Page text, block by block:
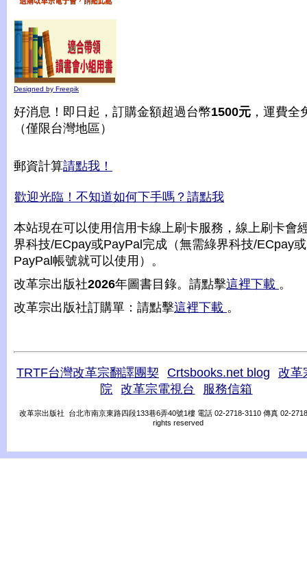
Designed by Freepik
好消息！即日起，訂購金額超過台幣1500元 ，運費全
（僅限台灣地區）
郵資計算請點我！
歡迎光臨！不知道如何下手嗎？請點我
本站現在可以使用信用卡線上刷卡服務，線上刷卡會
界科技/ECpay或PayPal完成（無需綠界科技/ECpay或
PayPal帳號就可以使用）。
改革宗出版社2026年圖書目錄。請點擊這裡下載 。
改革宗出版社訂購單：請點擊這裡下載 。
TRTF台灣改革宗翻譯團契 Crtsbooks.net blog
改革
院
改革宗電視台 服務信箱
改革宗出版社 台北市南京東路四段133巷6弄40號1樓 電話 02-2718-3110 傳真 02-
rights reserved